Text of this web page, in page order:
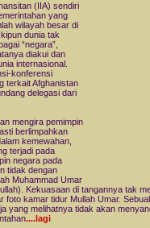
(IIA) sendiri
yang
wilayah besar di
dunia tak
“negara”,
diakui dan
internasional.
konferensi
terkait Afghanistan
delegasi dari
mengira pemimpin
berlimpahkan
kemewahan,
terjadi pada
negara pada
tidak dengan
Muhammad Umar
Kekuasaan di tangannya tak
foto kamar tidur Mullah Umar.
yang melihatnya tidak akan
....lagi